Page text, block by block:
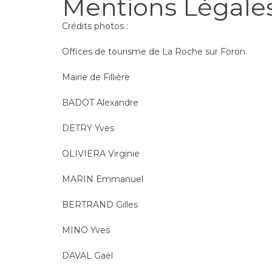
Mentions
Crédits photos :
Offices de tourisme de La Roche sur Foron
Mairie de Fillière
BADOT Alexandre
DETRY Yves
OLIVIERA Virginie
MARIN Emmanuel
BERTRAND Gilles
MINO Yves
DAVAL Gaël